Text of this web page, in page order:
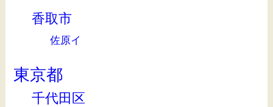
香取市
佐原イ
東京都
千代田区